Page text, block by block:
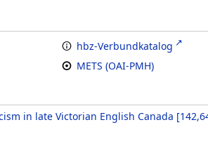
hbz-Verbundkatalog
METS (OAI-PMH)
in late Victorian English Canada [